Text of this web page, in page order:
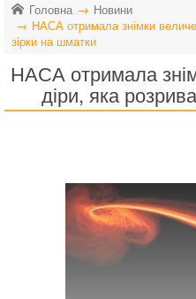
Головна
Новини
НАСА отримала знімки
зірки на шматки
НАСА отримала
діри, яка